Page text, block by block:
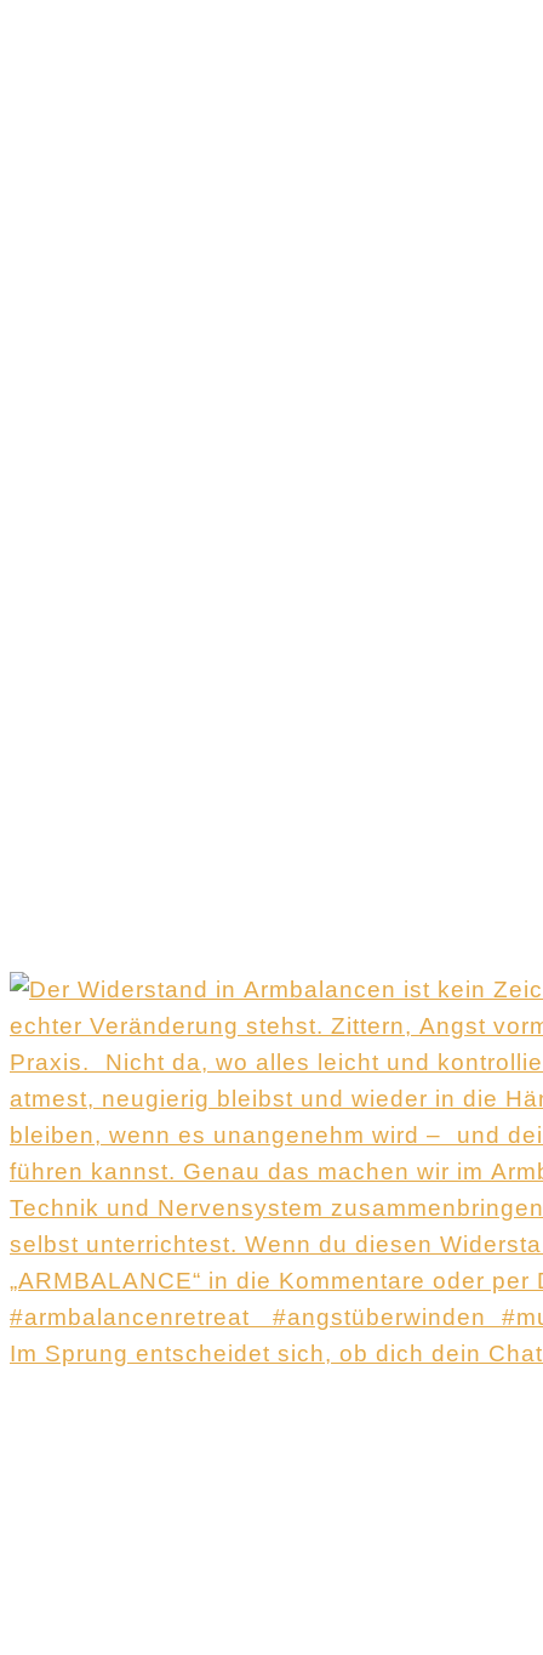
Im Sprung entscheidet sich, ob dich dein